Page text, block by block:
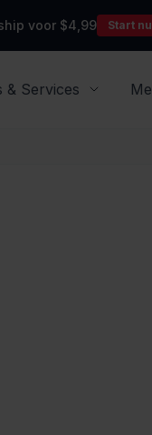
voor $4,99 Start nu
& Services